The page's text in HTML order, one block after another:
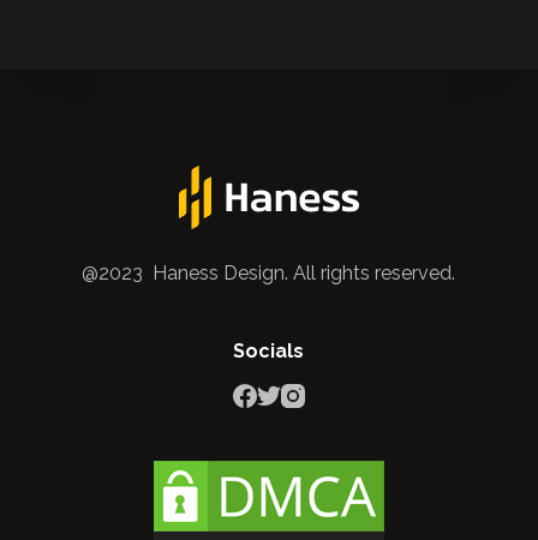
@2023 Haness Design. All rights reserved.
Socials